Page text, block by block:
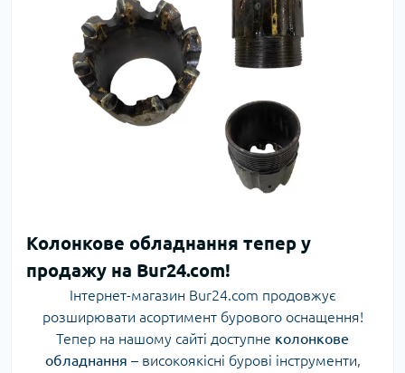
Колонкове обладнання тепер у
продажу на Bur24.com!
Інтернет-магазин Bur24.com продовжує
розширювати асортимент бурового оснащення!
Тепер на нашому сайті доступне колонкове
обладнання – високоякісні бурові інструменти,